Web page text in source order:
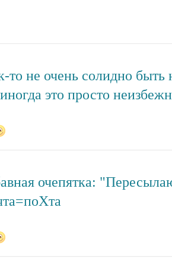
то не очень солидно
это просто
очепятка: